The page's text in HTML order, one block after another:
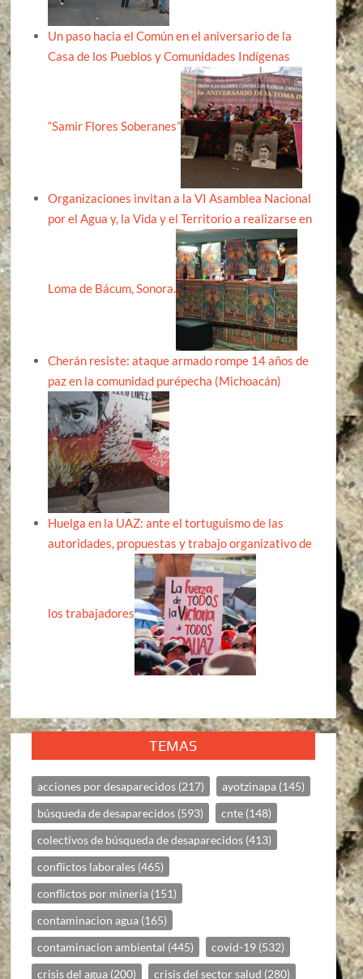
Un paso hacia el Común en el aniversario de la
Casa de los Pueblos y Comunidades Indígenas
“Samir Flores Soberanes”
Organizaciones invitan a la VI Asamblea Nacional
por el Agua y, la Vida y el Territorio a realizarse en
Loma de Bácum, Sonora.
Cherán resiste: ataque armado rompe 14 años de
paz en la comunidad purépecha (Michoacán)
Huelga en la UAZ: ante el tortuguismo de las
autoridades, propuestas y trabajo organizativo de
los trabajadores
TEMAS
acciones por desaparecidos (217) ayotzinapa (145)
búsqueda de desaparecidos (593) cnte (148)
colectivos de búsqueda de desaparecidos (413)
conflictos laborales (465)
conflictos por mineria (151)
contaminacion agua (165)
contaminacion ambiental (445) covid-19 (532)
crisis del agua (200) crisis del sector salud (280)